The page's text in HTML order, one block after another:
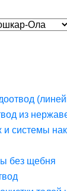
из
системы
без щебня